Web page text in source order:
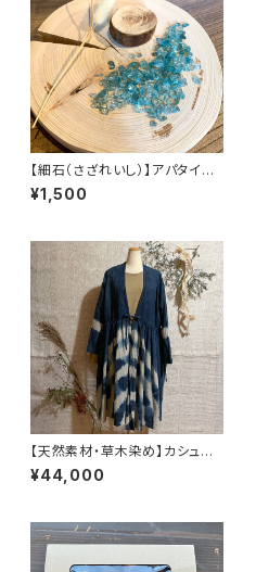
【細石（さざれいし）】アパタイ
¥1,500
【天然素材・草木染め】カシュク
ールドレス 柄
¥44,000